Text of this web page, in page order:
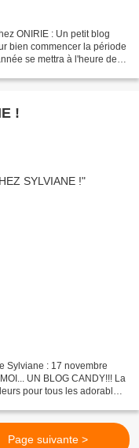
ONIRIE : Un petit blog
bien commencer la période
se mettra à l'heure de
!
Sylviane : 17 novembre
UN BLOG CANDY!!! La
pour tous les adorables
Page suivante >